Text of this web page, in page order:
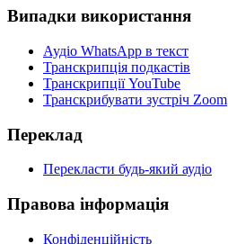
Випадки використання
Аудіо WhatsApp в текст
Транскрипція подкастів
Транскрипції YouTube
Транскрибувати зустріч Zoom
Переклад
Перекласти будь-який аудіо
Правова інформація
Конфіденційність